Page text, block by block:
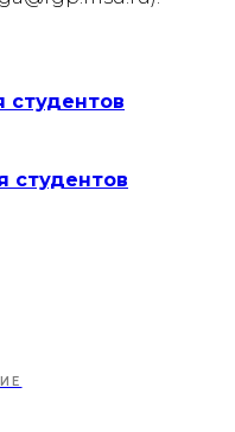
студентов
студентов